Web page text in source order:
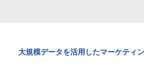
大規模データを活用したマーケティ